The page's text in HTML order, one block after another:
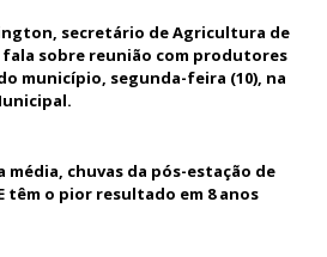
secretário de Agricultura de
fala sobre reunião com produtores
município, segunda-feira (10), na
média, chuvas da pós-estação de
têm o pior resultado em 8 anos